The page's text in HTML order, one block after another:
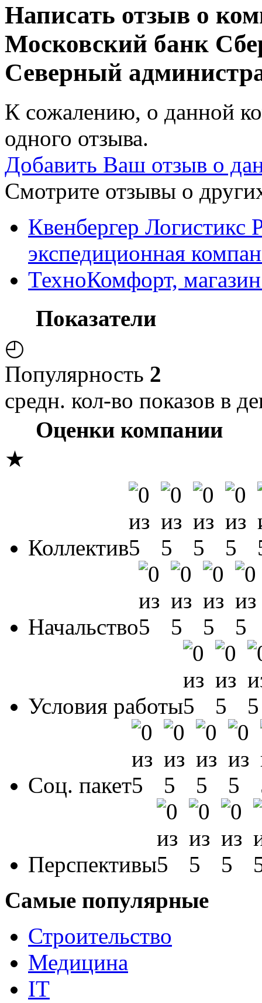
Написать отзыв о
Московский банк
Северный
К сожалению, о данной
одного отзыва.
Добавить Ваш отзыв о
Смотрите отзывы о
Квенбергер Логистикс
экспедиционная
ТехноКомфорт,
Показатели
◴
Популярность 2
средн. кол-во показов в
Оценки компании
★
Коллектив
Начальство
Условия работы
Соц. пакет
Перспективы
Самые популярные
Строительство
Медицина
IT